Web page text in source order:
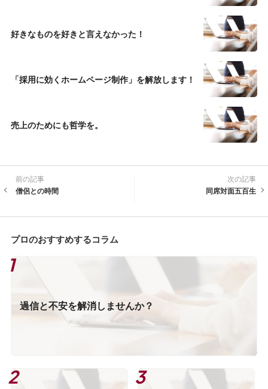
好きなものを好きと言えなかった！
「採用に効くホームページ制作」を解放します！
売上のためにも哲学を。
前の記事
僧侶との時間
次の記事
同席対面五百生
プロのおすすめするコラム
過信と不安を解消しませんか？